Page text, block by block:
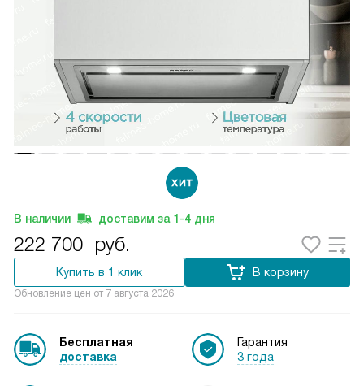
В наличии доставим за 1-4 дня
222 700 руб.
Купить в 1 клик В корзину
Обновление цен от 7 августа 2026
Бесплатная
доставка
Гарантия
3 года